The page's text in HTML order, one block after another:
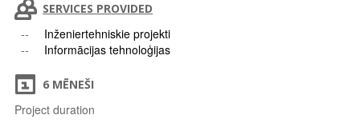
SERVICES PROVIDED
Inženiertehniskie projekti
Informācijas tehnoloģijas
6 MĒNEŠI
Project duration